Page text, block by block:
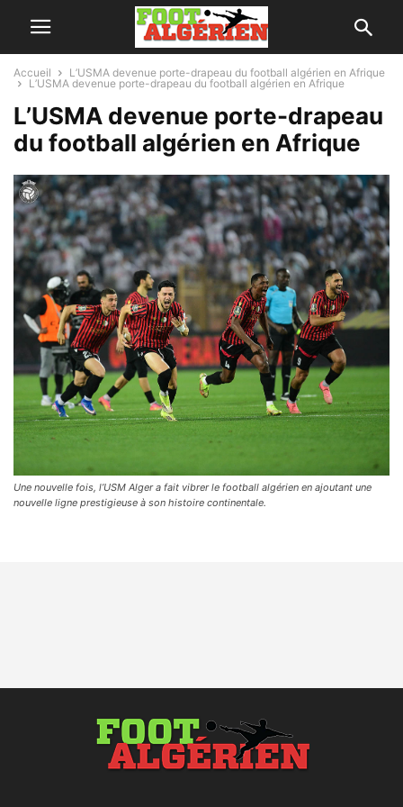
Accueil
L’USMA devenue porte-drapeau du football algérien en Afrique
L’USMA devenue porte-drapeau du football algérien en Afrique
L’USMA devenue porte-drapeau
du football algérien en Afrique
Une nouvelle fois, l’USM Alger a fait vibrer le football algérien en ajoutant une
nouvelle ligne prestigieuse à son histoire continentale.